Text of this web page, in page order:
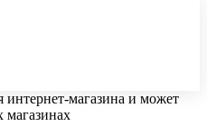
интернет-магазина и может
магазинах